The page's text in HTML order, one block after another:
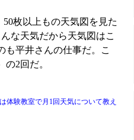
枚以上もの天気図を見た
な天気だから天気図はこ
も平井さんの仕事だ。こ
2回だ。
体験教室で月1回天気について教え